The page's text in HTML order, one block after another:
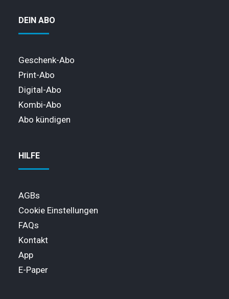
DEIN ABO
Geschenk-Abo
Print-Abo
Digital-Abo
Kombi-Abo
Abo kündigen
HILFE
AGBs
Cookie Einstellungen
FAQs
Kontakt
App
E-Paper